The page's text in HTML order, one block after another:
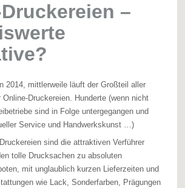
–
2014, mittlerweile läuft der Großteil aller
Online-Druckereien. Hunderte (wenn nicht
sind in Folge untergegangen und
Service und Handwerkskunst …)
sind die attraktiven Verführer
tolle Drucksachen zu absoluten
mit unglaublich kurzen Lieferzeiten und
wie Lack, Sonderfarben, Prägungen